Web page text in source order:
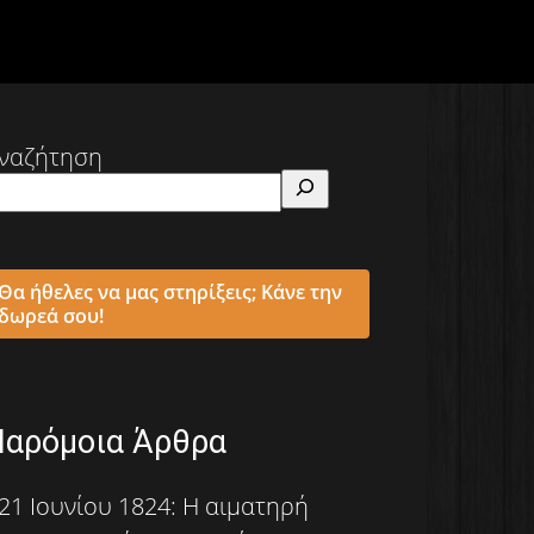
ήθελες να μας στηρίξεις; Κάνε την
σου!
Άρθρα
Ιουνίου 1824: Η αιματηρή